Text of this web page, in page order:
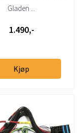
Gladen ...
1.490,-
Kjøp